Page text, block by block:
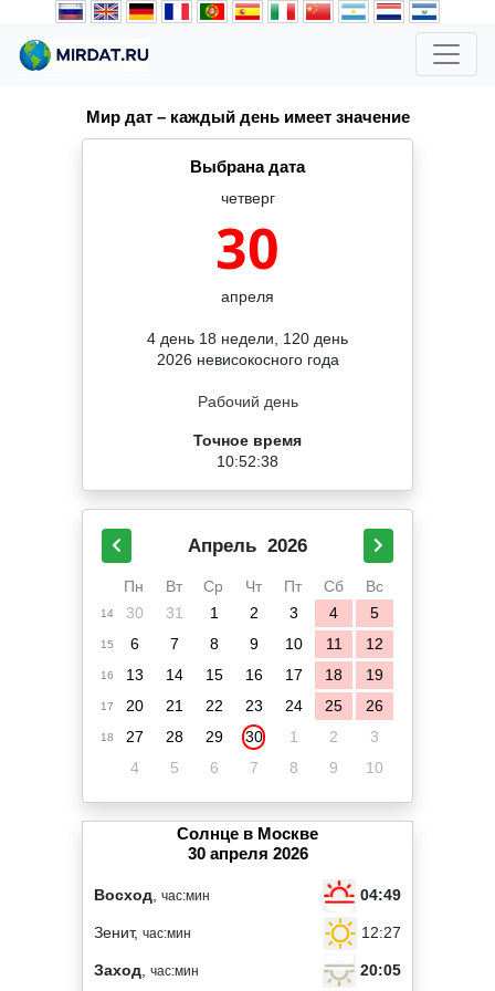
Мир дат – каждый день имеет значение
Выбрана дата
четверг
30
апреля
4 день 18 недели, 120 день
2026 невисокосного года
Рабочий день
Точное время
10:52:39
Апрель 2026
Пн Вт Ср Чт Пт Сб Вс
14 30 31 1 2 3 4 5
15 6 7 8 9 10 11 12
16 13 14 15 16 17 18 19
17 20 21 22 23 24 25 26
18 27 28 29 30 1 2
3
4
5 6 7 8 9 10
Солнце в Москве
30 апреля 2026
Восход час:мин 04:49
Зенит, час:мин 12:27
Заход час:мин
20:05